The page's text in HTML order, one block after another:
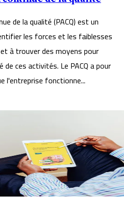
de la qualité (PACQ) est un
les forces et les faiblesses
à trouver des moyens pour
de ces activités. Le PACQ a pour
l'entreprise fonctionne...